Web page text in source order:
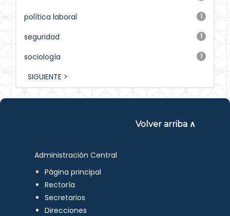
1
política laboral
1
seguridad
1
sociología
SIGUIENTE >
Volver arriba ∧
Administración Central
Página principal
Rectoría
Secretarios
Direcciones